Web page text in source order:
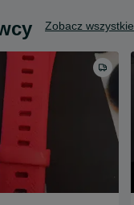
Zobacz wszystkie